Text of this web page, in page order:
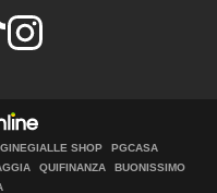
SHOP
PGCASA
QUIFINANZA
BUONISSIMO